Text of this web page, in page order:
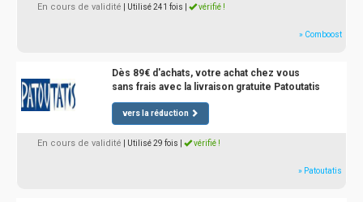
En cours de validité | Utilisé 241 fois vérifié !
» Comboost
Dès 89€ d'achats, votre achat chez vous
sans frais avec la livraison gratuite Patoutatis
vers la réduction
En cours de validité | Utilisé 29 fois vérifié !
» Patoutatis